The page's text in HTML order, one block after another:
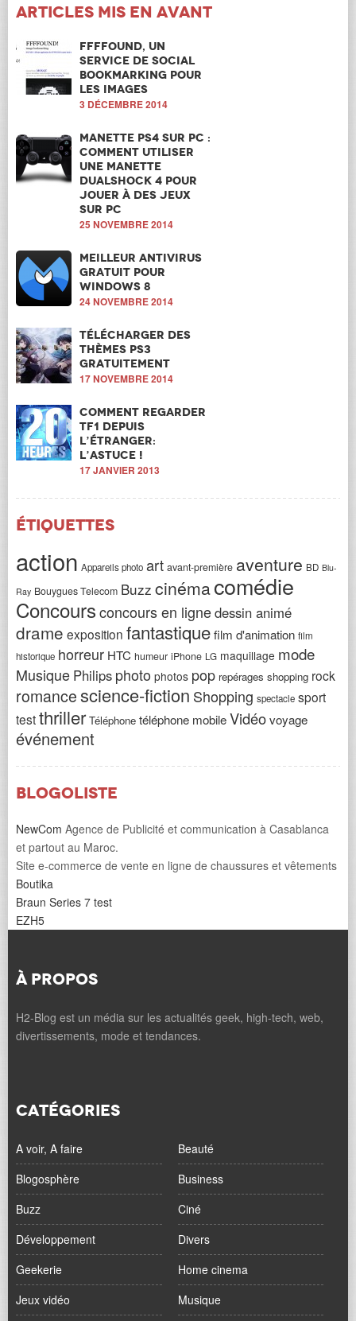
Articles mis en avant
FFFFound, un
service de Social
Bookmarking pour
les images
3 DÉCEMBRE 2014
Manette PS4 sur PC :
Comment utiliser
une manette
Dualshock 4 pour
jouer à des jeux
sur PC
25 NOVEMBRE 2014
Meilleur antivirus
gratuit pour
windows 8
24 NOVEMBRE 2014
Télécharger des
thèmes PS3
gratuitement
17 NOVEMBRE 2014
Comment regarder
TF1 depuis
l’étranger:
l’astuce !
17 JANVIER 2013
Étiquettes
action Appareils photo art avant-première aventure BD Blu-
Ray Bouygues Telecom Buzz cinémacomédie
Concoursconcours en lignedessin animé
drame exposition fantastiquefilm d'animation film
historique horreur HTC humeur iPhone LG maquillage mode
Musique Philips photo photos pop repérages shopping rock
romancescience-fiction Shopping spectacle sport
testthriller Téléphone téléphone mobileVidéovoyage
événement
Blogoliste
NewCom Agence de Publicité et communication à Casablanca
et partout au Maroc.
Site e-commerce de vente en ligne de chaussures et vêtements
Boutika
Braun Series 7 test
EZH5
À PROPOS
H2-Blog est un média sur les actualités geek, high-tech, web,
divertissements, mode et tendances.
CATÉGORIES
A voir, A faire
Beauté
Blogosphère
Business
Buzz
Ciné
Développement
Divers
Geekerie
Home cinema
Jeux vidéo
Musique